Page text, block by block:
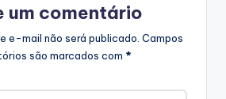
um comentário
e-mail não será publicado. Campos
são marcados com *